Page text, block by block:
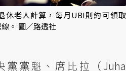
休老人計算，每月UBI則約可領取
。 圖／路透社
黨黨魁、席比拉（Juha